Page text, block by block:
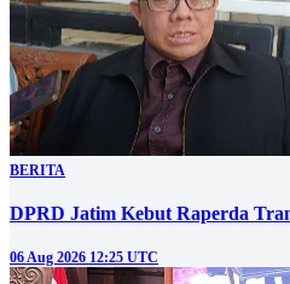
BERITA
DPRD Jatim Kebut Raperda
06 Aug 2026 12:25 UTC